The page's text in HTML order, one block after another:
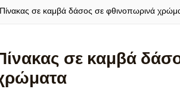
Πίνακας σε καμβά δάσος σε φθινοπωρινά
σε καμβά